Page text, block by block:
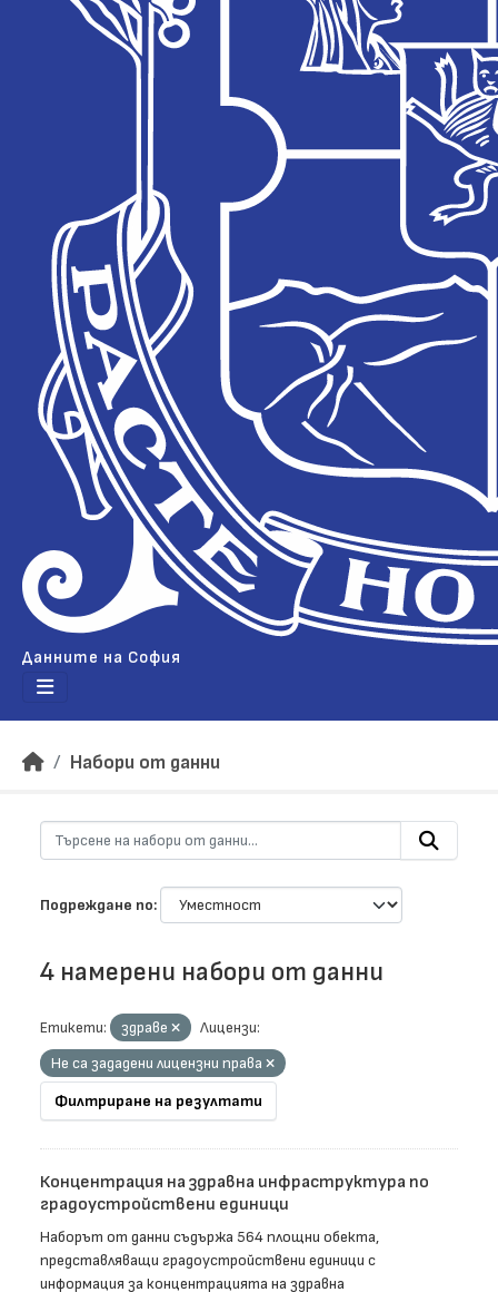
Данните на София
Набори от данни
Подреждане по
4 намерени набори от данни
Етикети: здраве
Лицензи:
Не са зададени лицензни права
Филтриране на резултати
Концентрация на здравна инфраструктура по
градоустройствени единици
Наборът от данни съдържа 564 площни обекта,
представляващи градоустройствени единици с
информация за концентрацията на здравна